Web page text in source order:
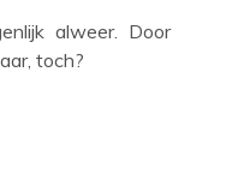
alweer. Door
toch?